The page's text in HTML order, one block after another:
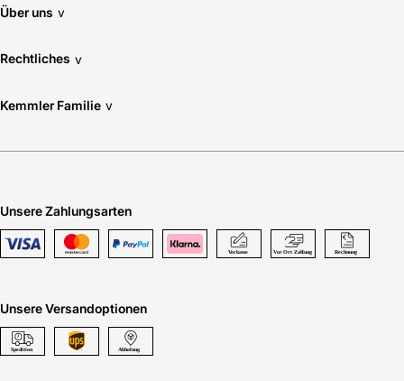
Über uns v
Rechtliches v
Kemmler Familie v
Unsere Zahlungsarten
Unsere Versandoptionen